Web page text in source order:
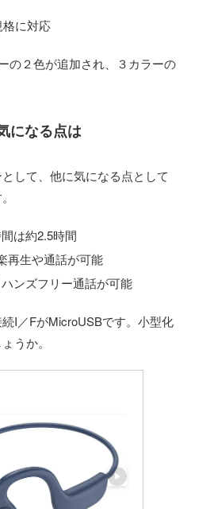
に対応
の２色が追加され、３カラーの
になる点は
して、他に気になる点として
は約2.5時間
再生や通話が可能
ンズフリー通話が可能
I／FがMicroUSBです。小型化
うか。